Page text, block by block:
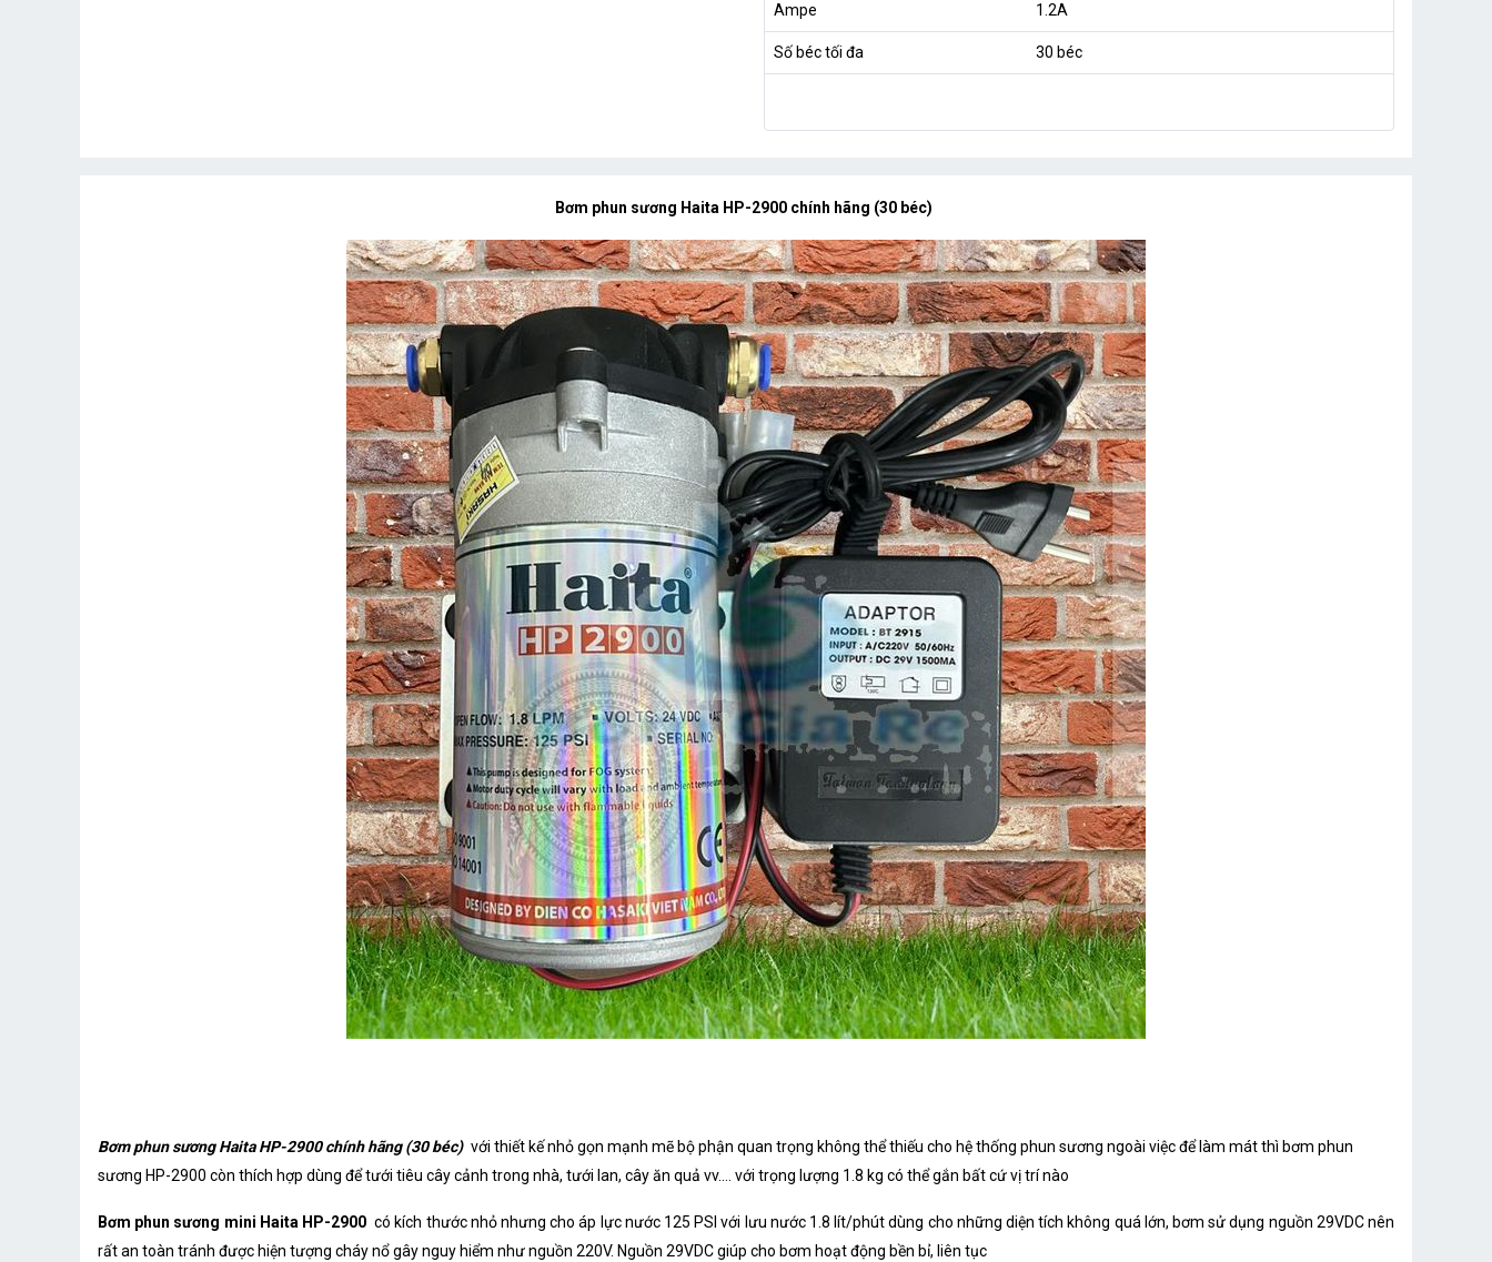
Ampe 1.2A
Số béc tối đa 30 béc
Bơm phun sương Haita HP-2900 chính hãng (30 béc)
Bơm phun sương Haita HP-2900 chính hãng (30 béc) với thiết kế nhỏ gọn mạnh mẽ bộ phận quan trọng không thể thiếu cho hệ thống phun sương ngoài việc để làm mát thì bơm phun
sương HP-2900 còn thích hợp dùng để tưới tiêu cây cảnh trong nhà, tưới lan, cây ăn quả vv.... với trọng lượng 1.8 kg có thể gắn bất cứ vị trí nào
Bơm phun sương mini Haita HP-2900 có kích thước nhỏ nhưng cho áp lực nước 125 PSI với lưu nước 1.8 lít/phút dùng cho những diện tích không quá lớn, bơm sử dụng nguồn 29VDC nên
rất an toàn tránh được hiện tượng cháy nổ gây nguy hiểm như nguồn 220V. Nguồn 29VDC giúp cho bơm hoạt động bền bỉ, liên tục